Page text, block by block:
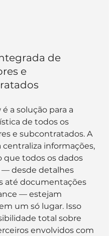
de
e
a solução para a
de todos os
e subcontratados. A
centraliza informações,
que todos os dados
— desde detalhes
até documentações
— estejam
um só lugar. Isso
total sobre
envolvidos com